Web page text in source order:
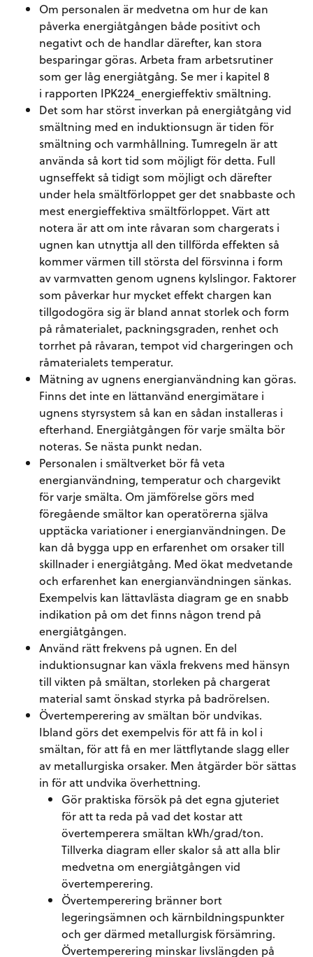
Om personalen är medvetna om hur de kan
påverka energiåtgången både positivt och
negativt och de handlar därefter, kan stora
besparingar göras. Arbeta fram arbetsrutiner
som ger låg energiåtgång. Se mer i kapitel 8
i rapporten IPK224_energieffektiv smältning.
Det som har störst inverkan på energiåtgång vid
smältning med en induktionsugn är tiden för
smältning och varmhållning. Tumregeln är att
använda så kort tid som möjligt för detta. Full
ugnseffekt så tidigt som möjligt och därefter
under hela smältförloppet ger det snabbaste och
mest energieffektiva smältförloppet. Värt att
notera är att om inte råvaran som chargerats i
ugnen kan utnyttja all den tillförda effekten så
kommer värmen till största del försvinna i form
av varmvatten genom ugnens kylslingor. Faktorer
som påverkar hur mycket effekt chargen kan
tillgodogöra sig är bland annat storlek och form
på råmaterialet, packningsgraden, renhet och
torrhet på råvaran, tempot vid chargeringen och
råmaterialets temperatur.
Mätning av ugnens energianvändning kan göras.
Finns det inte en lättanvänd energimätare i
ugnens styrsystem så kan en sådan installeras i
efterhand. Energiåtgången för varje smälta bör
noteras. Se nästa punkt nedan.
Personalen i smältverket bör få veta
energianvändning, temperatur och chargevikt
för varje smälta. Om jämförelse görs med
föregående smältor kan operatörerna själva
upptäcka variationer i energianvändningen. De
kan då bygga upp en erfarenhet om orsaker till
skillnader i energiåtgång. Med ökat medvetande
och erfarenhet kan energianvändningen sänkas.
Exempelvis kan lättavlästa diagram ge en snabb
indikation på om det finns någon trend på
energiåtgången.
Använd rätt frekvens på ugnen. En del
induktionsugnar kan växla frekvens med hänsyn
till vikten på smältan, storleken på chargerat
material samt önskad styrka på badrörelsen.
Övertemperering av smältan bör undvikas.
Ibland görs det exempelvis för att få in kol i
smältan, för att få en mer lättflytande slagg eller
av metallurgiska orsaker. Men åtgärder bör sättas
in för att undvika överhettning.
Gör praktiska försök på det egna gjuteriet
för att ta reda på vad det kostar att
övertemperera smältan kWh/grad/ton.
Tillverka diagram eller skalor så att alla blir
medvetna om energiåtgången vid
övertemperering.
Övertemperering bränner bort
legeringsämnen och kärnbildningspunkter
och ger därmed metallurgisk försämring.
Övertemperering minskar livslängden på